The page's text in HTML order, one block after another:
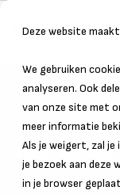
Deze website
We gebruiken
analyseren. Ook
van onze site met
meer informatie
Als je weigert, zal
je bezoek aan deze
in je browser
Home Nieuws
nieuwe
Vooral bij